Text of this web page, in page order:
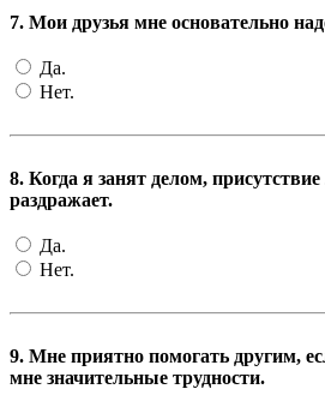
7. Мои друзья мне основательно
Да.
Нет.
8. Когда я занят делом,
раздражает.
Да.
Нет.
9. Мне приятно помогать другим,
мне значительные трудности.